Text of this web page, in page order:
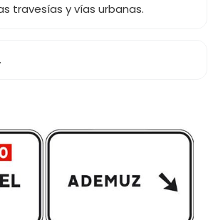
travesías y vías urbanas.